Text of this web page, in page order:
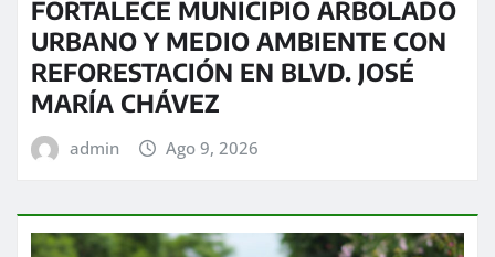
FORTALECE MUNICIPIO ARBOLADO
URBANO Y MEDIO AMBIENTE CON
REFORESTACIÓN EN BLVD. JOSÉ
MARÍA CHÁVEZ
admin Ago 9, 2026